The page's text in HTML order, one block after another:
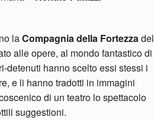
laCompagnia della Fortezzadel
alle opere, al mondo fantastico di
detenuti hanno scelto essi stessi i
e li hanno tradotti in immagini
di un teatro lo spettacolo
suggestioni.